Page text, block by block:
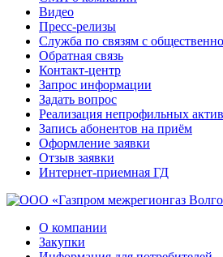
Видео
Пресс-релизы
Служба по связям с
Обратная связь
Контакт-центр
Запрос информации
Задать вопрос
Реализация непрофильных
Запись абонентов на приём
Оформление заявки
Отзыв заявки
Интернет-приемная ГД
О компании
Закупки